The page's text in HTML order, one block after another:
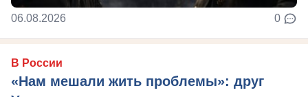
06.08.2026 0
В России
«Нам мешали жить проблемы»: друг